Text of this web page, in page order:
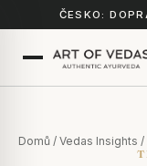
ČESKO:
Domů / Vedas Insights /